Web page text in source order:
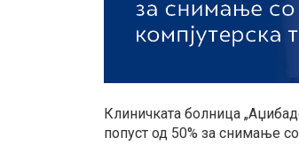
Клиничката болница
попуст од 50% за снимање